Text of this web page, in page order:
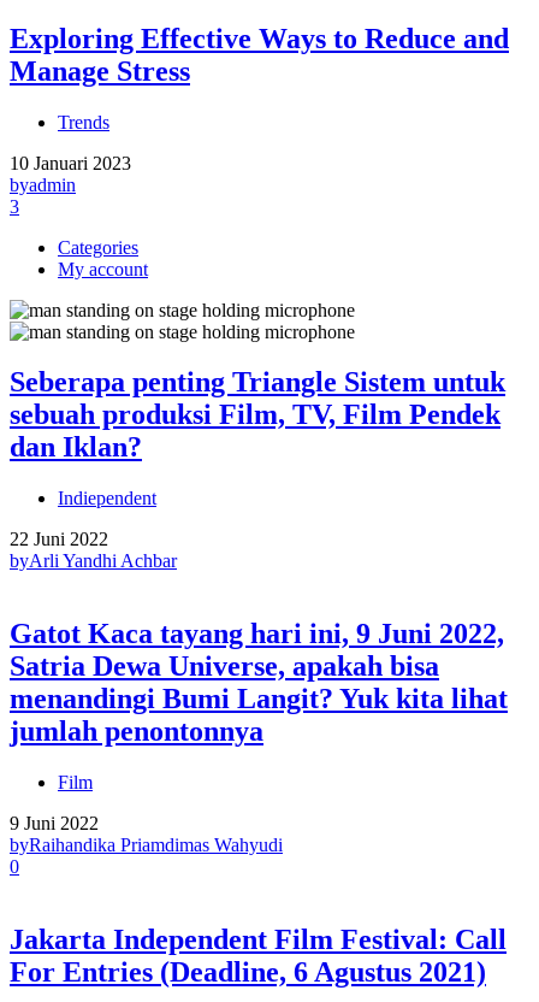
Exploring Effective Ways to Reduce and
Manage Stress
Trends
10 Januari 2023
byadmin
3
Categories
My account
Seberapa penting Triangle Sistem untuk
sebuah produksi Film, TV, Film Pendek
dan Iklan?
Indiependent
22 Juni 2022
byArli Yandhi Achbar
Gatot Kaca tayang hari ini, 9 Juni 2022,
Satria Dewa Universe, apakah bisa
menandingi Bumi Langit? Yuk kita lihat
jumlah penontonnya
Film
9 Juni 2022
byRaihandika Priamdimas Wahyudi
0
Jakarta Independent Film Festival: Call
For Entries (Deadline, 6 Agustus 2021)